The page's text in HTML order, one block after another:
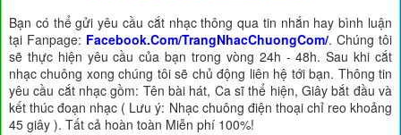
Bạn có thể gửi yêu cầu cắt nhạc thông qua tin nhắn hay bình luận
tại Fanpage: Facebook.Com/TrangNhacChuongCom/. Chúng tôi
sẽ thực hiện yêu cầu của bạn trong vòng 24h - 48h. Sau khi cắt
nhạc chuông xong chúng tôi sẽ chủ động liên hệ tới bạn. Thông tin
yêu cầu cắt nhạc gồm: Tên bài hát, Ca sĩ thể hiện, Giây bắt đầu và
kết thúc đoạn nhạc ( Lưu ý: Nhạc chuông điện thoại chỉ reo khoảng
45 giây ). Tất cả hoàn toàn Miễn phí 100%!